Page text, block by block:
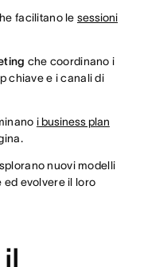
facilitano le sessioni
che coordinano i
chiave e i canali di
i business plan
nuovi modelli
ed evolvere il loro